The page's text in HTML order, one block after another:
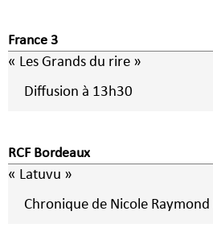
France 3
« Les Grands du rire »
Diffusion à 13h30
RCF Bordeaux
« Latuvu »